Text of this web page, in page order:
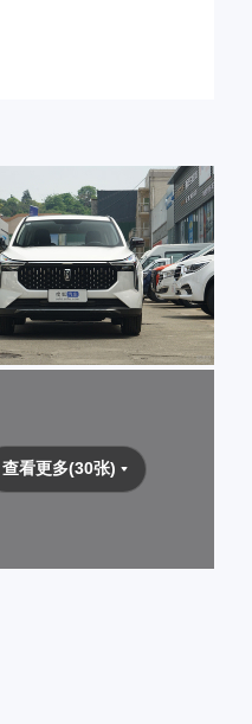
查看更多(30张)